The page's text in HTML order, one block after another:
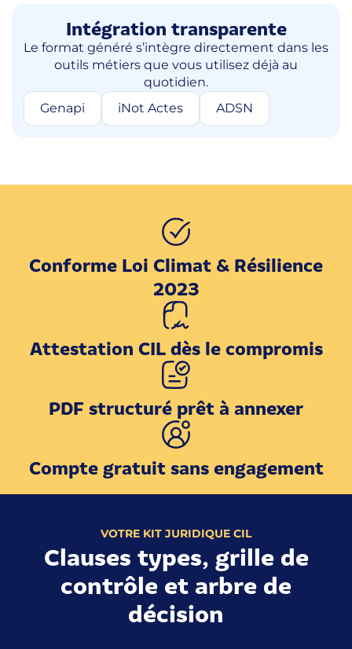
Intégration transparente
Le format généré s’intègre directement dans les
outils métiers que vous utilisez déjà au
quotidien.
Genapi
iNot Actes ADSN
Conforme Loi Climat & Résilience
2023
Attestation CIL dès le compromis
PDF structuré prêt à annexer
Compte gratuit sans engagement
VOTRE KIT JURIDIQUE CIL
Clauses types, grille de
contrôle et arbre de
décision